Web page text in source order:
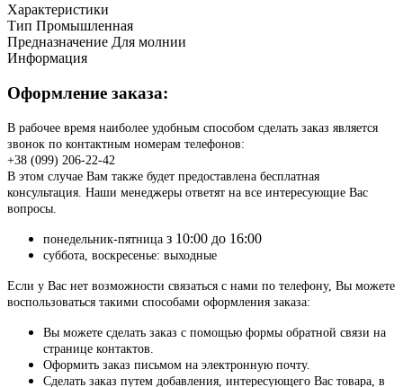
Характеристики
Тип Промышленная
Предназначение Для молнии
Информация
Оформление заказа:
В рабочее время наиболее удобным способом сделать заказ является
звонок по контактным номерам телефонов:
+38 (099) 206-22-42
В этом случае Вам также будет предоставлена бесплатная
консультация. Наши менеджеры ответят на все интересующие Вас
вопросы.
понедельник-пятница з 10:00 до 16:00
суббота, воскресенье: выходные
Если у Вас нет возможности связаться с нами по телефону, Вы можете
воспользоваться такими способами оформления заказа:
Вы можете сделать заказ с помощью формы обратной связи на
странице контактов.
Оформить заказ письмом на электронную почту.
Сделать заказ путем добавления, интересующего Вас товара, в